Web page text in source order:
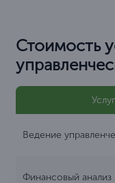
Стоимость
Ведение
Финансовый анализ